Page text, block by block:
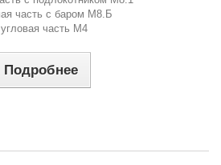
часть с баром М8.Б
часть М4
Подробнее